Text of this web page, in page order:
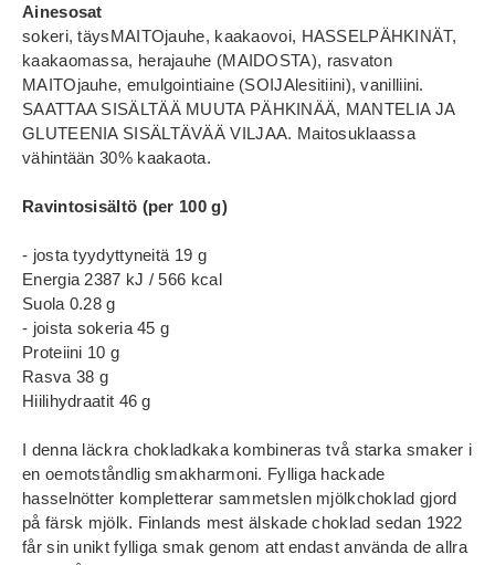
Ainesosat
sokeri, täysMAITOjauhe, kaakaovoi, HASSELPÄHKINÄT,
kaakaomassa, herajauhe (MAIDOSTA), rasvaton
MAITOjauhe, emulgointiaine (SOIJAlesitiini), vanilliini.
SAATTAA SISÄLTÄÄ MUUTA PÄHKINÄÄ, MANTELIA JA
GLUTEENIA SISÄLTÄVÄÄ VILJAA. Maitosuklaassa
vähintään 30% kaakaota.
Ravintosisältö (per 100 g)
- josta tyydyttyneitä 19 g
Energia 2387 kJ / 566 kcal
Suola 0.28 g
- joista sokeria 45 g
Proteiini 10 g
Rasva 38 g
Hiilihydraatit 46 g
I denna läckra chokladkaka kombineras två starka smaker i
en oemotståndlig smakharmoni. Fylliga hackade
hasselnötter kompletterar sammetslen mjölkchoklad gjord
på färsk mjölk. Finlands mest älskade choklad sedan 1922
får sin unikt fylliga smak genom att endast använda de allra